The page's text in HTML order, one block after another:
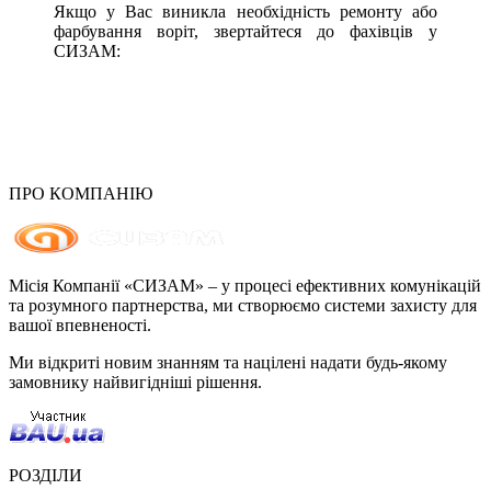
Якщо у Вас виникла необхідність ремонту або
фарбування воріт, звертайтеся до фахівців у
СИЗАМ:
ПРО КОМПАНІЮ
Місія Компанії «СИЗАМ» – у процесі ефективних комунікацій
та розумного партнерства, ми створюємо системи захисту для
вашої впевненості.
Ми відкриті новим знанням та націлені надати будь-якому
замовнику найвигідніші рішення.
РОЗДІЛИ